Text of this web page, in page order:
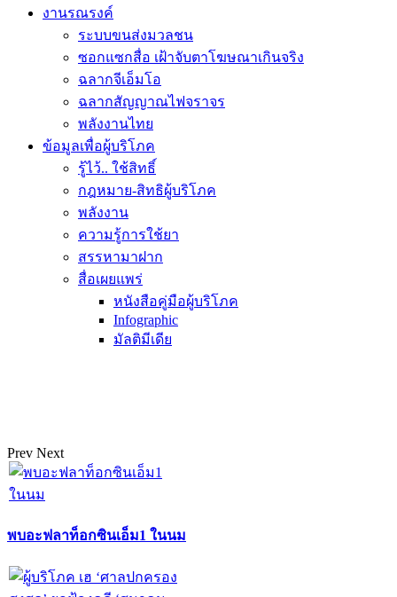
งานรณรงค์
ระบบขนส่งมวลชน
ซอกแซกสื่อ เฝ้าจับตาโฆษณาเกินจริง
ฉลากจีเอ็มโอ
ฉลากสัญญาณไฟจราจร
พลังงานไทย
ข้อมูลเพื่อผู้บริโภค
รู้ไว้.. ใช้สิทธิ์
กฎหมาย-สิทธิผู้บริโภค
พลังงาน
ความรู้การใช้ยา
สรรหามาฝาก
สื่อเผยแพร่
หนังสือคู่มือผู้บริโภค
Infographic
มัลติมีเดีย
Prev Next
พบอะฟลาท็อกซินเอ็ม1 ในนม